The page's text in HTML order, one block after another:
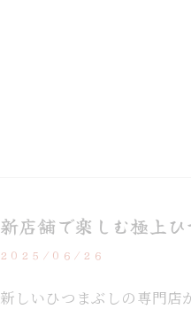
新店舗で楽しむ極上ひ
2025/06/26
新しいひつまぶしの専門店